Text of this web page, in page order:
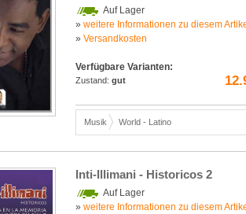
Auf Lager
» weitere Informationen zu diesem
» Versandkosten
Verfügbare Varianten:
Zustand: gut
Musik World - Latino
Inti-Illimani - Historicos 2
Auf Lager
» weitere Informationen zu diesem